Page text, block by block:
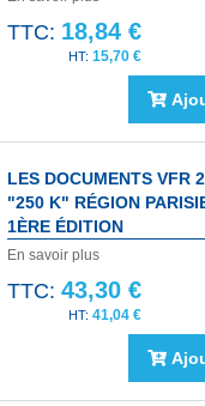
TTC: 18,84 €
15,70 €
LES DOCUMENTS VFR
"250 K" RÉGION
1ÈRE ÉDITION
En savoir plus
TTC: 43,30 €
41,04 €